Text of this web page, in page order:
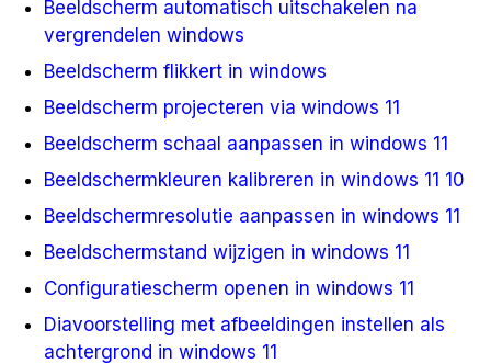
Beeldscherm automatisch uitschakelen na
vergrendelen windows
Beeldscherm flikkert in windows
Beeldscherm projecteren via windows 11
Beeldscherm schaal aanpassen in windows 11
Beeldschermkleuren kalibreren in windows 11 10
Beeldschermresolutie aanpassen in windows 11
Beeldschermstand wijzigen in windows 11
Configuratiescherm openen in windows 11
Diavoorstelling met afbeeldingen instellen als
achtergrond in windows 11